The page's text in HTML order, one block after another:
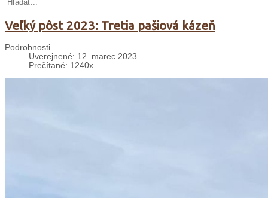
Veľký pôst 2023: Tretia pašiová kázeň
Podrobnosti
Uverejnené: 12. marec 2023
Prečítané: 1240x